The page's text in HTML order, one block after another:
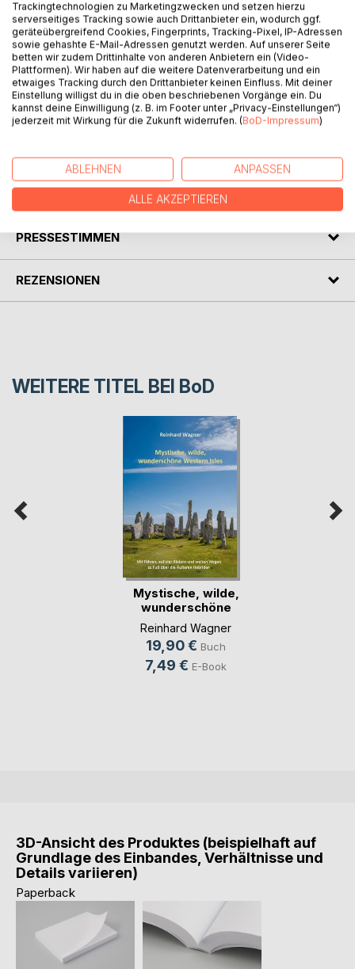
2016 von der Nordspitze der Shetland Inseln, über die
Orkneys und entlang der schottischen Küste und 2018
entlang der englischen und niederländischen Küste. Im
Frühjahr 2019 setzte er seinen Weg entlang der deutschen
und dänischen Nordseeküste fort.
Von dieser dritten, mehr als 1400 km langen Etappe, von
Deichen, Stränden und Dünen, Schafen, kleinen
PRESSESTIMMEN
REZENSIONEN
WEITERE TITEL BEI BoD
Mystische, wilde,
wunderschöne
Wes(...)
Reinhard Wagner
19,90 € Buch
7,49 € E-Book
3D-Ansicht des Produktes (beispielhaft auf
Grundlage des Einbandes, Verhältnisse und
Details variieren)
Paperback
Trackingtechnologien zu Marketingzwecken und setzen hierzu
serverseitiges Tracking sowie auch Drittanbieter ein, wodurch ggf.
geräteübergreifend Cookies, Fingerprints, Tracking-Pixel, IP-Adressen
sowie gehashte E-Mail-Adressen genutzt werden. Auf unserer Seite
betten wir zudem Drittinhalte von anderen Anbietern ein (Video-
Plattformen). Wir haben auf die weitere Datenverarbeitung und ein
etwaiges Tracking durch den Drittanbieter keinen Einfluss. Mit deiner
Einstellung willigst du in die oben beschriebenen Vorgänge ein. Du
kannst deine Einwilligung (z. B. im Footer unter „Privacy-Einstellungen“)
jederzeit mit Wirkung für die Zukunft widerrufen. (BoD-Impressum)
ABLEHNEN ANPASSEN
ALLE AKZEPTIEREN